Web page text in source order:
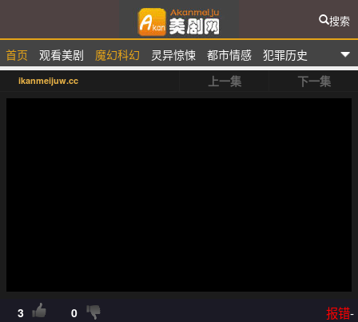
爱看美剧网
首页 观看美剧 魔幻科幻 灵异惊悚 都市情感
犯罪历史
排行榜
搜索
ikanmeijuw.cc 上一集 下一集
3 0 报错-